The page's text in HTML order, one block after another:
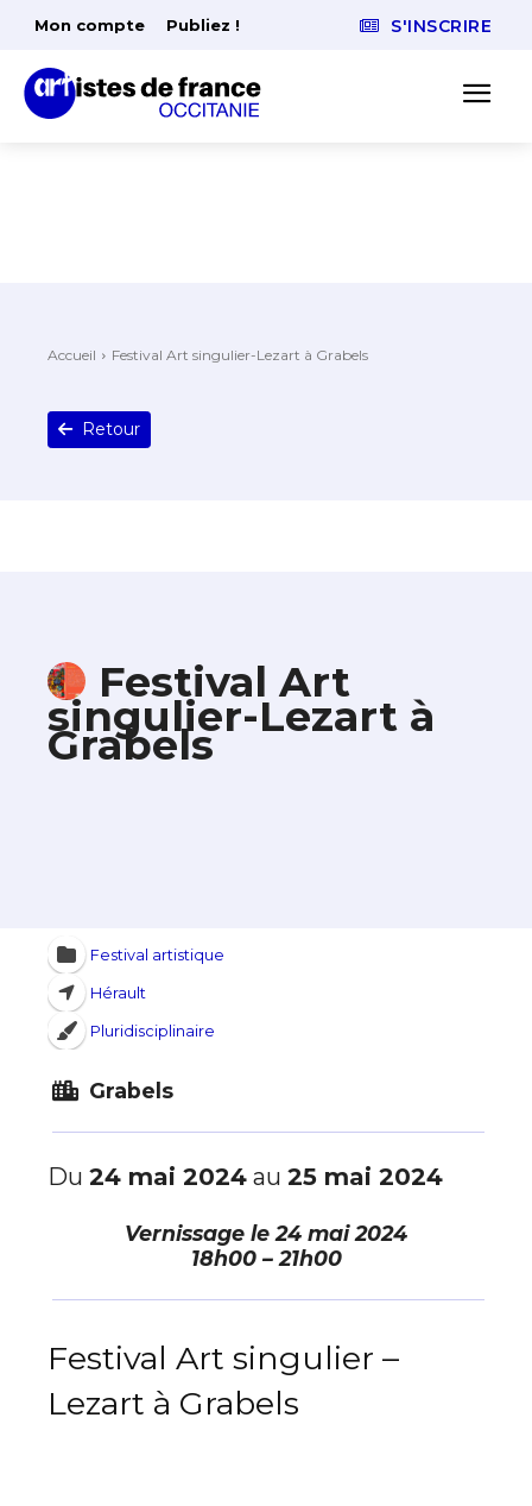
Mon compte Publiez ! S'INSCRIRE
Accueil Festival Art singulier-Lezart à Grabels
Retour
Festival Art
singulier-Lezart à
Grabels
Festival artistique
Hérault
Pluridisciplinaire
Grabels
Du 24 mai 2024 au 25 mai 2024
Vernissage le24 mai 2024
18h00 – 21h00
Festival Art singulier –
Lezart à Grabels